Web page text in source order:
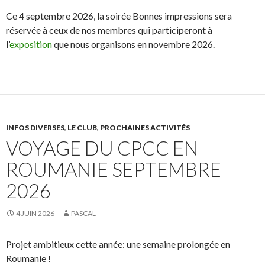
Ce 4 septembre 2026, la soirée Bonnes impressions sera
réservée à ceux de nos membres qui participeront à
l’expositionque nous organisons en novembre 2026.
INFOS DIVERSES, LE CLUB, PROCHAINES ACTIVITÉS
VOYAGE DU CPCC EN
ROUMANIE SEPTEMBRE
2026
4 JUIN 2026 PASCAL
Projet ambitieux cette année: une semaine prolongée en
Roumanie !